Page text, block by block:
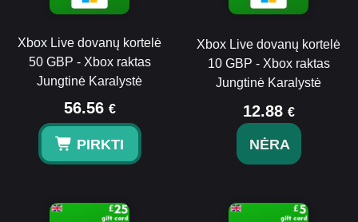
Xbox Live dovanų kortelė
50 GBP - Xbox raktas
Jungtinė Karalystė
56.56 €
PIRKTI
Xbox Live dovanų kortelė
10 GBP - Xbox raktas
Jungtinė Karalystė
12.88 €
NĖRA